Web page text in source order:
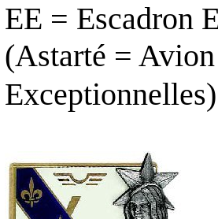
EE = Escadron
(Astarté =
Exceptionnelles)